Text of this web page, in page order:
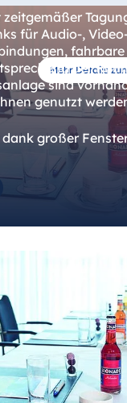
Mehr Details
zeitgemäßer
für Audio-,
der
sind
genutzt
dank großer
- kann aber durch
abgedunkelt
ist klimatisiert und